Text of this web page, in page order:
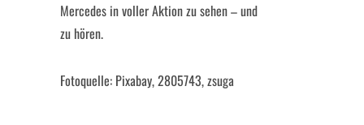
Mercedes in voller Aktion zu sehen – und
zu hören.
Fotoquelle: Pixabay, 2805743, zsuga